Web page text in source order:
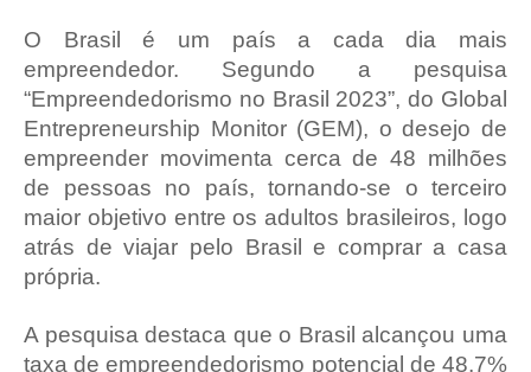
O Brasil é um país a cada dia mais
empreendedor. Segundo a pesquisa
“Empreendedorismo no Brasil 2023”, do Global
Entrepreneurship Monitor (GEM), o desejo de
empreender movimenta cerca de 48 milhões
de pessoas no país, tornando-se o terceiro
maior objetivo entre os adultos brasileiros, logo
atrás de viajar pelo Brasil e comprar a casa
própria.
A pesquisa destaca que o Brasil alcançou uma
taxa de empreendedorismo potencial de 48,7%